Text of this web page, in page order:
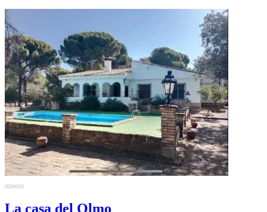
La casa del Olmo